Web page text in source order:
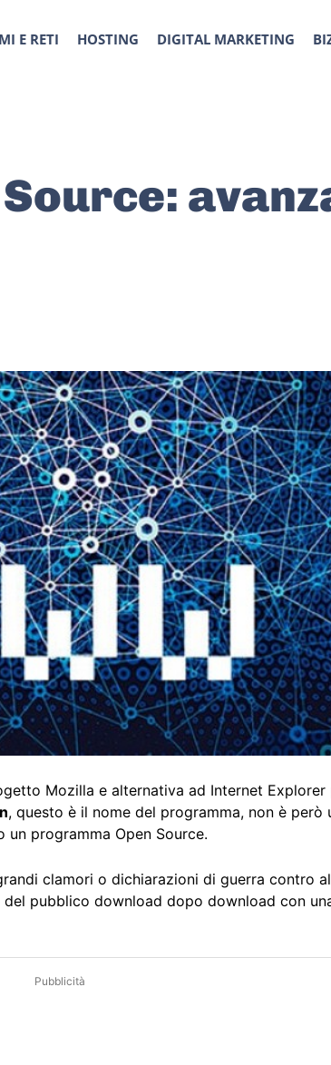
E RETI HOSTING DIGITAL MARKETING
Mozilla e alternativa ad Internet
, questo è il nome del programma, non è però
un programma Open Source.
clamori o dichiarazioni di guerra contro
pubblico download dopo download con
Pubblicità